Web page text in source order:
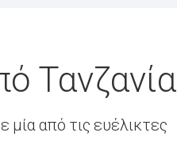
Τανζανία
από τις ευέλικτες